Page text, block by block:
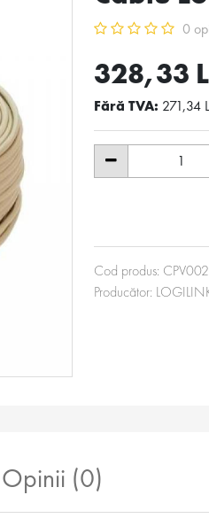
0
328,33
Fără TVA: 271,34
Cod produs:
Producător:
Opinii (0)